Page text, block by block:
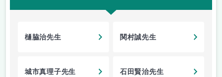
樋脇治先生 関村誠先生
城市真理子先生 石田賢治先生